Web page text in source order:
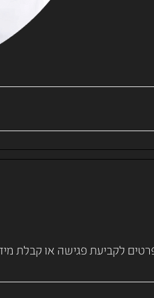
לקביעת פגישה או קבלת